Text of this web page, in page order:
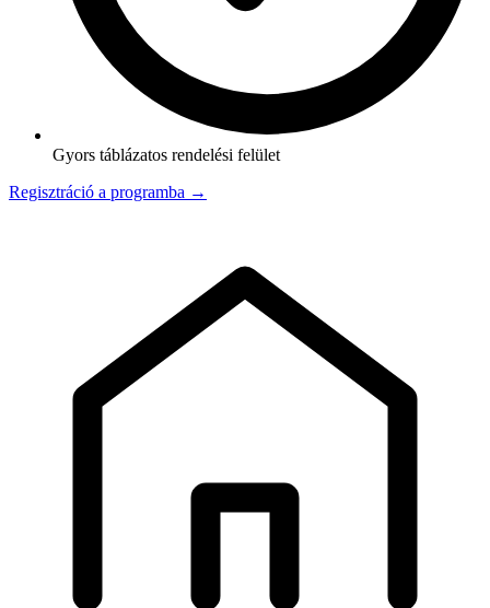
Gyors táblázatos rendelési felület
Regisztráció a programba →